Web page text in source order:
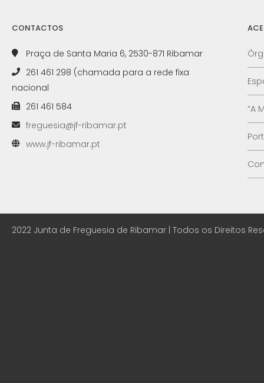
CONTACTOS
Praça de Santa Maria 6, 2530-871 Ribamar
261 461 298 (chamada para a rede fixa
nacional
261 461 584
freguesia@jf-ribamar.pt
www.jf-ribamar.pt
“A
2022 Junta de Freguesia de Ribamar | Todos os Direitos